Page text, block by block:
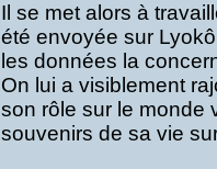
Il se met alors à
été envoyée sur
les données la
On lui a visiblement
son rôle sur le monde
souvenirs de sa vie